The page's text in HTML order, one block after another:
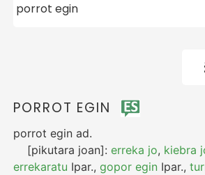
PORROT EGIN
porrot egin ad.
[pikutara joan]:erreka jo, kiebra
errekaratu Ipar.,gopor egin Ipar.,